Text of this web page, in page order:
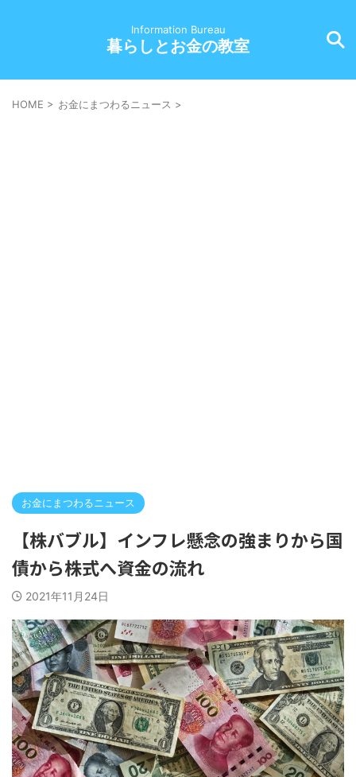
Information Bureau
暮らしとお金の教室
HOME > お金にまつわるニュース >
お金にまつわるニュース
【株バブル】インフレ懸念の強まりから国
債から株式へ資金の流れ
2021年11月24日